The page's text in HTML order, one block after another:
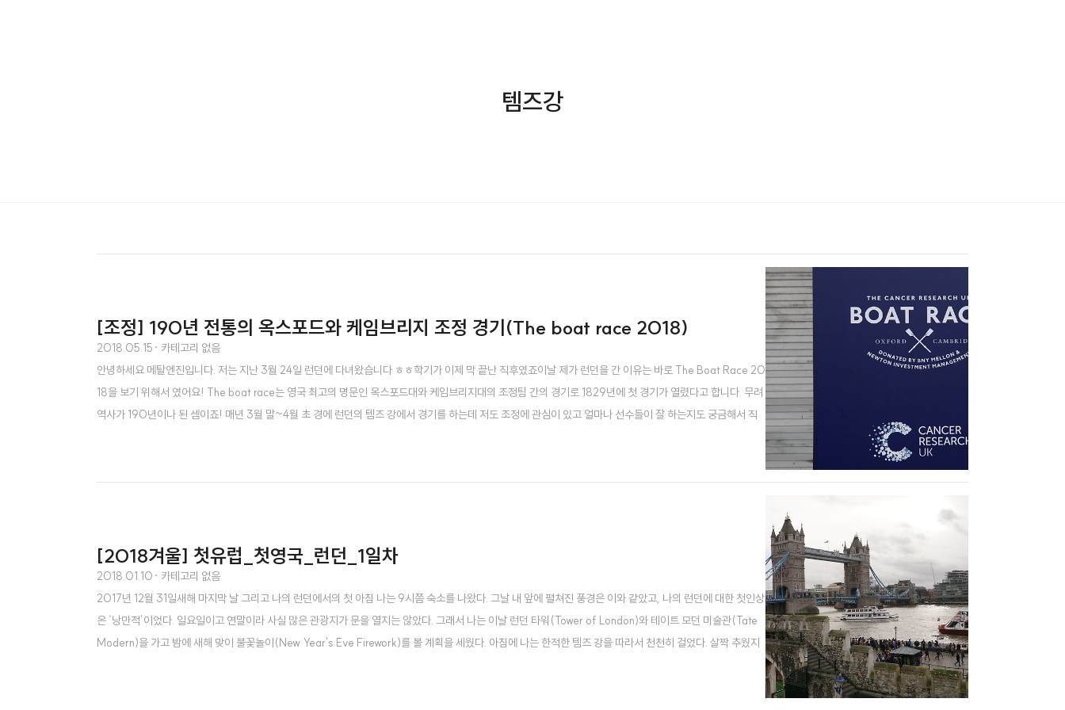
템즈강
[조정] 190년 전통의 옥스포드와 케임브리지 조정 경기(The boat race 2018)
2018.05.15 · 카테고리 없음
안녕하세요 메탈엔진입니다. 저는 지난 3월 24일 런던에 다녀왔습니다 ㅎㅎ학기가 이제 막 끝난 직후였죠이날 제가 런던을 간 이유는 바로 The Boat Race 20
18을 보기 위해서 였어요! The boat race는 영국 최고의 명문인 옥스포드대와 케임브리지대의 조정팀 간의 경기로 1829년에 첫 경기가 열렸다고 합니다. 무려
역사가 190년이나 된 셈이죠! 매년 3월 말~4월 초 경에 런던의 템즈 강에서 경기를 하는데 저도 조정에 관심이 있고 얼마나 선수들이 잘 하는지도 궁금해서 직
[2018겨울] 첫유럽_첫영국_런던_1일차
2018.01.10 · 카테고리 없음
2017년 12월 31일새해 마지막 날 그리고 나의 런던에서의 첫 아침 나는 9시쯤 숙소를 나왔다. 그날 내 앞에 펼쳐진 풍경은 이와 같았고, 나의 런던에 대한 첫인상
은 ‘낭만적’이었다. 일요일이고 연말이라 사실 많은 관광지가 문을 열지는 않았다. 그래서 나는 이날 런던 타워(Tower of London)와 테이트 모던 미술관(Tate
Modern)을 가고 밤에 새해 맞이 불꽃놀이(New Year's Eve Firework)를 볼 계획을 세웠다. 아침에 나는 한적한 템즈 강을 따라서 천천히 걸었다. 살짝 추웠지